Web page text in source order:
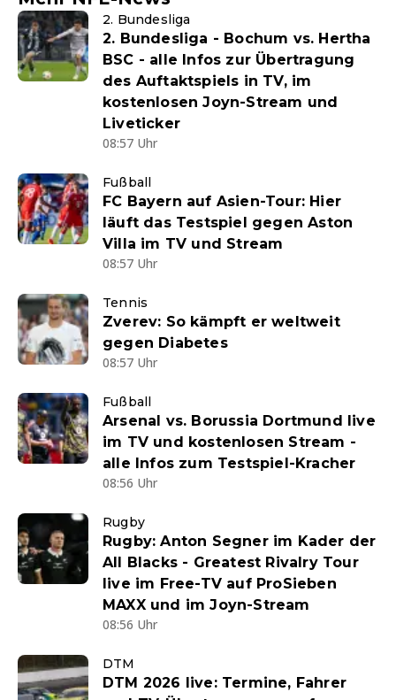
2. Bundesliga
2. Bundesliga - Bochum vs. Hertha
BSC - alle Infos zur Übertragung
des Auftaktspiels in TV, im
kostenlosen Joyn-Stream und
Liveticker
08:57 Uhr
Fußball
FC Bayern auf Asien-Tour: Hier
läuft das Testspiel gegen Aston
Villa im TV und Stream
08:57 Uhr
Tennis
Zverev: So kämpft er weltweit
gegen Diabetes
08:57 Uhr
Fußball
Arsenal vs. Borussia Dortmund live
im TV und kostenlosen Stream -
alle Infos zum Testspiel-Kracher
08:56 Uhr
Rugby
Rugby: Anton Segner im Kader der
All Blacks - Greatest Rivalry Tour
live im Free-TV auf ProSieben
MAXX und im Joyn-Stream
08:56 Uhr
DTM
DTM 2026 live: Termine, Fahrer